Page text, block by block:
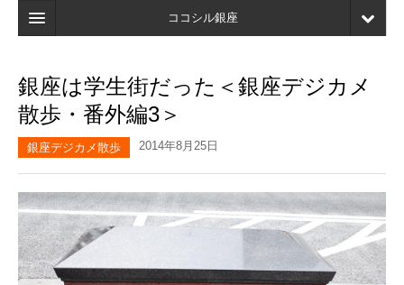
ココシル銀座
検索
店舗・施設最新情報
マイページ
ブックマーク
銀座は学生街だった＜銀座デジカメ
散歩・番外編3＞
銀座デジカメ散歩 2014年8月25日